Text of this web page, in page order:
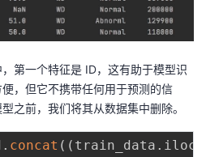
第⼀个特征是 ID，这有助于模型识
，但它不携带任何⽤于预测的信
之前，我们将其从数据集中删除。
. concat ( ( train_data . iloc